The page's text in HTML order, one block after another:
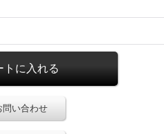
問い合わせ